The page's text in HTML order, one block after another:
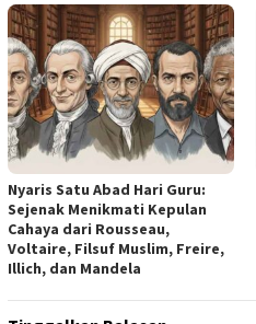
Nyaris Satu Abad Hari Guru:
Sejenak Menikmati Kepulan
Cahaya dari Rousseau,
Voltaire, Filsuf Muslim, Freire,
Illich, dan Mandela